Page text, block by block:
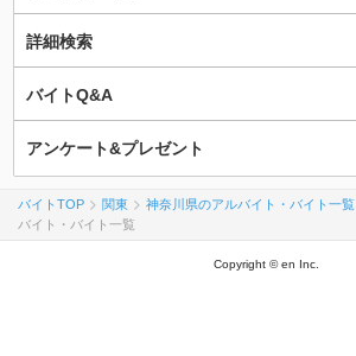
詳細検索
バイトQ&A
アンケート&プレゼント
バイトTOP 関東 神奈川県のアルバイト・バイト一覧
バイト・バイト一覧
Copyright © en Inc.